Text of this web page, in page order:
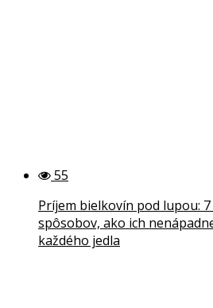
55
Príjem bielkovín pod lupou:
spôsobov, ako ich
každého jedla